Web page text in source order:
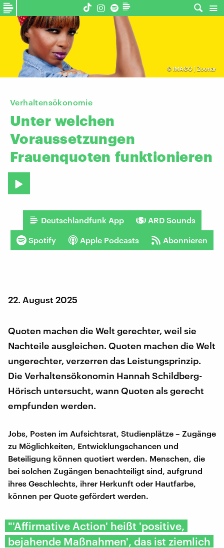
© IMAGO | Zoonar
Verhaltensökonomie
Unter welchen
Voraussetzungen
Frauenquoten funktionieren
Deutschlandfunk App ARD Sounds
Spotify Apple Podcasts Abonnieren
22. August 2025
Quoten machen die Welt gerechter, weil sie
Nachteile ausgleichen. Quoten machen die Welt
ungerechter, verzerren das Leistungsprinzip.
Die Verhaltensökonomin Hannah Schildberg-
Hörisch untersucht, wann Quoten als gerecht
empfunden werden.
Jobs, Posten im Aufsichtsrat, Studienplätze – Zugänge
zu Möglichkeiten, Entwicklungschancen und
Beteiligung können quotiert werden. Menschen, die
bei solchen Zugängen benachteiligt sind, aufgrund
ihres Geschlechts, ihrer Herkunft oder Hautfarbe,
können per Quote gefördert werden.
"'Affirmative Action' heißt 'positive,
bejahende Maßnahmen', das ist ziemlich